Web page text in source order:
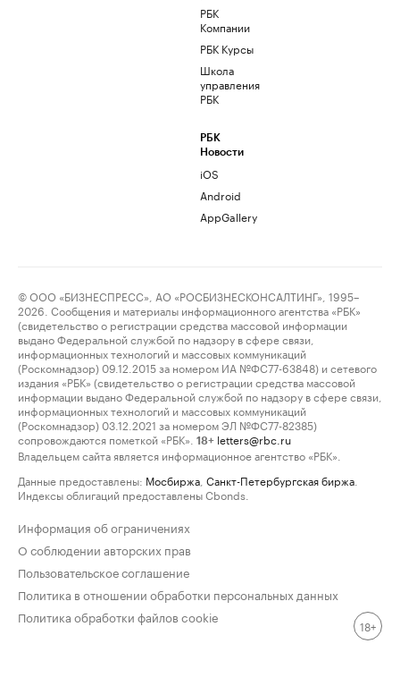
РБК
Компании
РБК Курсы
Школа
управления
РБК
РБК
Новости
iOS
Android
AppGallery
© ООО «БИЗНЕСПРЕСС», АО «РОСБИЗНЕСКОНСАЛТИНГ», 1995–
2026. Сообщения и материалы информационного агентства «РБК»
(свидетельство о регистрации средства массовой информации
выдано Федеральной службой по надзору в сфере связи,
информационных технологий и массовых коммуникаций
(Роскомнадзор) 09.12.2015 за номером ИА №ФС77-63848) и сетевого
издания «РБК» (свидетельство о регистрации средства массовой
информации выдано Федеральной службой по надзору в сфере связи,
информационных технологий и массовых коммуникаций
(Роскомнадзор) 03.12.2021 за номером ЭЛ №ФС77-82385)
сопровождаются пометкой «РБК».
18+ letters@rbc.ru
Владельцем сайта является информационное агентство «РБК».
Данные предоставлены: Мосбиржа Санкт-Петербургская биржа
Индексы облигаций предоставлены Cbonds.
Информация об ограничениях
О соблюдении авторских прав
Пользовательское соглашение
Политика в отношении обработки персональных данных
Политика обработки файлов cookie
18+